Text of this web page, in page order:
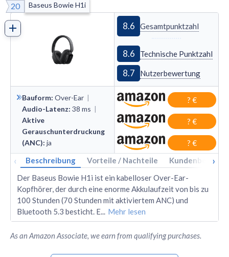
20 Baseus Bowie H1i
8.6 Gesamtpunktzahl
8.6 Technische Punktzahl
8.7 Nutzerbewertung
Bauform: Over-Ear |
Audio-Latenz: 38 ms |
Aktive
Gerauschunterdruckung
(ANC): ja
? €
? €
? €
‹ Beschreibung Vorteile / Nachteile ›
Der Baseus Bowie H1i ist ein kabelloser Over-Ear-
Kopfhörer, der durch eine enorme Akkulaufzeit von bis zu
100 Stunden (70 Stunden mit aktiviertem ANC) und
Bluetooth 5.3 besticht. E... Mehr lesen
As an Amazon Associate, we earn from qualifying purchases.